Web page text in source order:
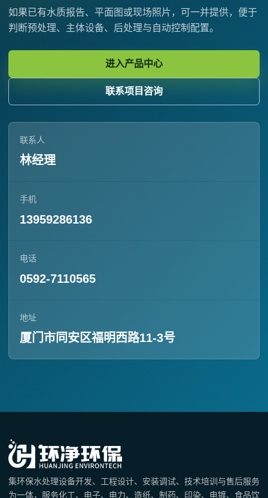
如果已有水质报告、平面图或现场照片，可一并提供，便于
判断预处理、主体设备、后处理与自动控制配置。
进入产品中心
联系项目咨询
联系人
林经理
手机
13959286136
电话
0592-7110565
地址
厦门市同安区福明西路11-3号
集环保水处理设备开发、工程设计、安装调试、技术培训与售后服务
为一体，服务化工、电子、电力、造纸、制药、印染、电镀、食品饮